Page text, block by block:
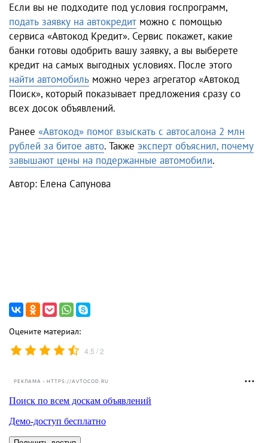
Если вы не подходите под условия госпрограмм,
подать заявку на автокредит можно с помощью
сервиса «Автокод Кредит». Сервис покажет, какие
банки готовы одобрить вашу заявку, а вы выберете
кредит на самых выгодных условиях. После этого
найти автомобиль можно через агрегатор «Автокод
Поиск», который показывает предложения сразу со
всех досок объявлений.
Ранее «Автокод» помог взыскать с автосалона 2 млн
рублей за битое авто. Также эксперт объяснил, почему
завышают цены на подержанные автомобили.
Автор: Елена Сапунова
Оцените материал:
4.5 /2
РЕКЛАМА • HTTPS://AVTOCOD.RU